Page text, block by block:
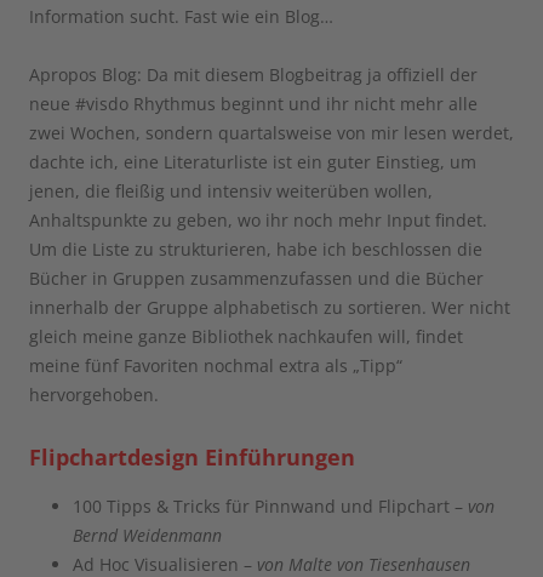
Information sucht. Fast wie ein Blog…
Apropos Blog: Da mit diesem Blogbeitrag ja offiziell der
neue #visdo Rhythmus beginnt und ihr nicht mehr alle
zwei Wochen, sondern quartalsweise von mir lesen werdet,
dachte ich, eine Literaturliste ist ein guter Einstieg, um
jenen, die fleißig und intensiv weiterüben wollen,
Anhaltspunkte zu geben, wo ihr noch mehr Input findet.
Um die Liste zu strukturieren, habe ich beschlossen die
Bücher in Gruppen zusammenzufassen und die Bücher
innerhalb der Gruppe alphabetisch zu sortieren. Wer nicht
gleich meine ganze Bibliothek nachkaufen will, findet
meine fünf Favoriten nochmal extra als „Tipp“
hervorgehoben.
Flipchartdesign Einführungen
100 Tipps & Tricks für Pinnwand und Flipchart – von
Bernd Weidenmann
Ad Hoc Visualisieren – von Malte von Tiesenhausen